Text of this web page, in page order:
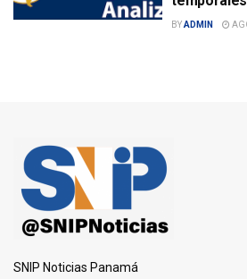
BYADMIN
SNIP Noticias Panamá